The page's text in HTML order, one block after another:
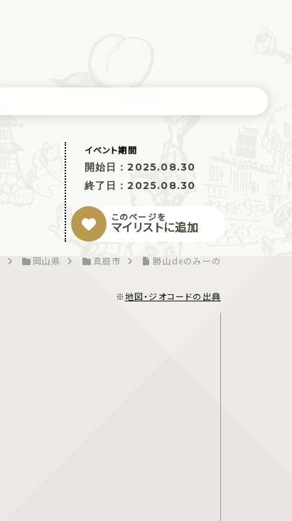
イベント期間
開始日：2025.08.30
終了日：2025.08.30
このページを
マイリストに追加
岡山県 真庭市 勝山deのみーの
※地図・ジオコードの出典